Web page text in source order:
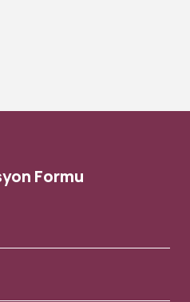
Formu